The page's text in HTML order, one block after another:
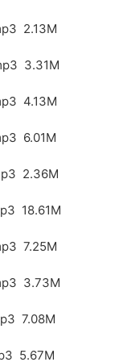
2.13M
3.31M
4.13M
6.01M
2.36M
18.61M
7.25M
3.73M
7.08M
5.67M